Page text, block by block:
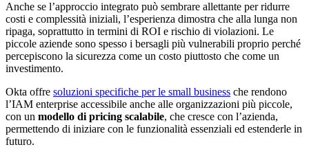
Anche se l’approccio integrato può sembrare allettante per ridurre
costi e complessità iniziali, l’esperienza dimostra che alla lunga non
ripaga, soprattutto in termini di ROI e rischio di violazioni. Le
piccole aziende sono spesso i bersagli più vulnerabili proprio perché
percepiscono la sicurezza come un costo piuttosto che come un
investimento.
Okta offre soluzioni specifiche per le small business che rendono
l’IAM enterprise accessibile anche alle organizzazioni più piccole,
con un modello di pricing scalabile, che cresce con l’azienda,
permettendo di iniziare con le funzionalità essenziali ed estenderle in
futuro.